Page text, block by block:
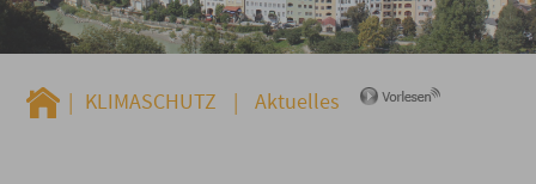
| KLIMASCHUTZ | Aktuelles